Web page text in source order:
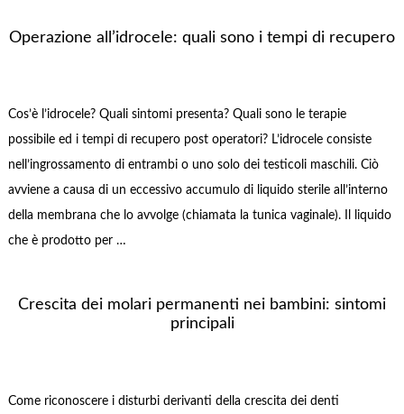
Operazione all’idrocele: quali sono i tempi di recupero
Cos’è l’idrocele? Quali sintomi presenta? Quali sono le terapie
possibile ed i tempi di recupero post operatori? L’idrocele consiste
nell’ingrossamento di entrambi o uno solo dei testicoli maschili. Ciò
avviene a causa di un eccessivo accumulo di liquido sterile all’interno
della membrana che lo avvolge (chiamata la tunica vaginale). Il liquido
che è prodotto per …
Crescita dei molari permanenti nei bambini: sintomi
principali
Come riconoscere i disturbi derivanti della crescita dei denti